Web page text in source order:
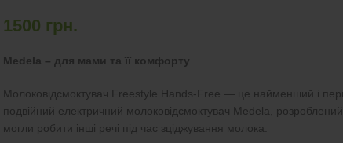
1500 грн.
Medela – для мами та її комфорту
Молоковідсмоктувач Freestyle Hands-Free — це найменший і
подвійний електричний молоковідсмоктувач Medela,
могли робити інші речі під час зціджування молока.